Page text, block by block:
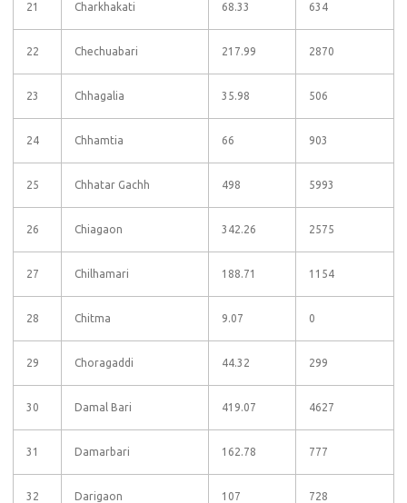
21 Charkhakati 68.33 634
22 Chechuabari 217.99 2870
23 Chhagalia 35.98 506
24 Chhamtia 66 903
25 Chhatar Gachh 498 5993
26 Chiagaon 342.26 2575
27 Chilhamari 188.71 1154
28 Chitma 9.07 0
29 Choragaddi 44.32 299
30 Damal Bari 419.07 4627
31 Damarbari 162.78 777
32 Darigaon 107 728